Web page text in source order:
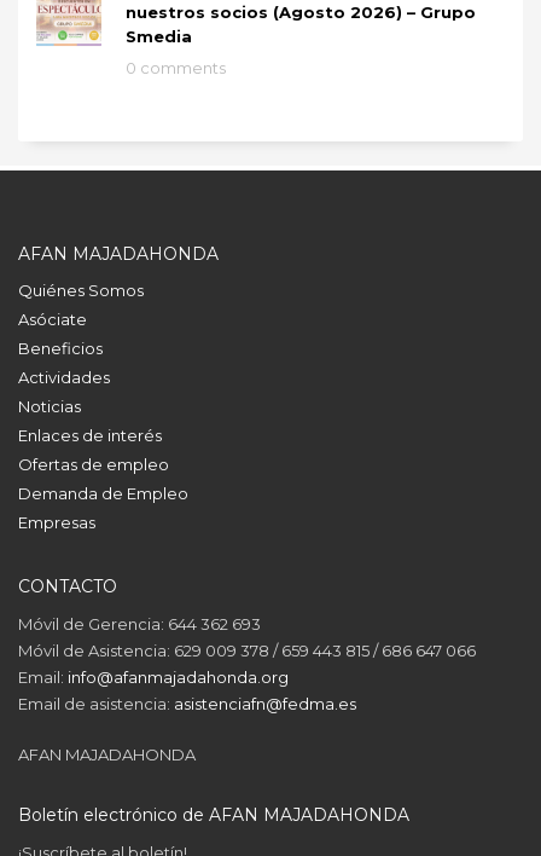
nuestros socios (Agosto 2026) – Grupo
Smedia
0 comments
AFAN MAJADAHONDA
Quiénes Somos
Asóciate
Beneficios
Actividades
Noticias
Enlaces de interés
Ofertas de empleo
Demanda de Empleo
Empresas
CONTACTO
Móvil de Gerencia: 644 362 693
Móvil de Asistencia: 629 009 378 / 659 443 815 / 686 647 066
Email: info@afanmajadahonda.org
Email de asistencia: asistenciafn@fedma.es
AFAN MAJADAHONDA
Boletín electrónico de AFAN MAJADAHONDA
¡Suscríbete al boletín!